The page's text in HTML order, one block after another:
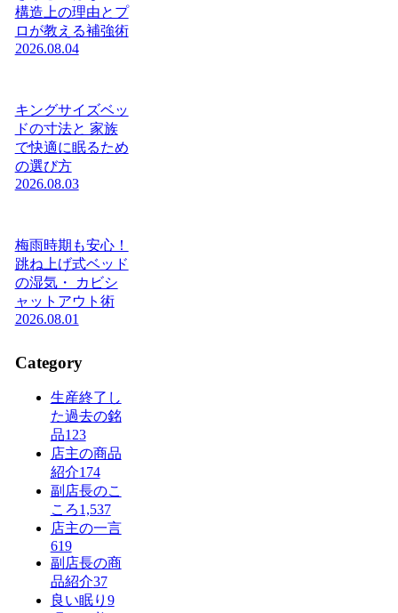
構造上の理由とプ
ロが教える補強術
2026.08.04
キングサイズベッ
ドの寸法と 家族
で快適に眠るため
の選び方
2026.08.03
梅雨時期も安心！
跳ね上げ式ベッド
の湿気・ カビシ
ャットアウト術
2026.08.01
Category
生産終了し
た過去の銘
品123
店主の商品
紹介174
副店長のこ
ころ1,537
店主の一言
619
副店長の商
品紹介37
良い眠り 9